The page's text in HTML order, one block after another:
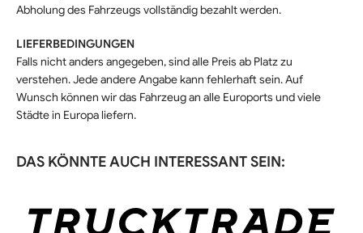
Abholung des Fahrzeugs vollständig bezahlt werden.
LIEFERBEDINGUNGEN
Falls nicht anders angegeben, sind alle Preis ab Platz zu
verstehen. Jede andere Angabe kann fehlerhaft sein. Auf
Wunsch können wir das Fahrzeug an alle Euroports und viele
Städte in Europa liefern.
DAS KÖNNTE AUCH INTERESSANT SEIN: